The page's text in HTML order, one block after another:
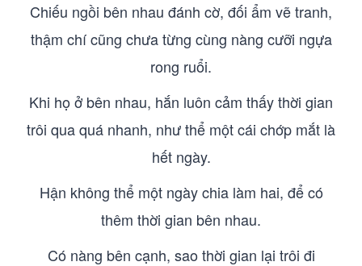
Chiếu ngồi bên nhau đánh cờ, đối ẩm vẽ tranh,
thậm chí cũng chưa từng cùng nàng cưỡi ngựa
rong ruổi.
Khi họ ở bên nhau, hắn luôn cảm thấy thời gian
trôi qua quá nhanh, như thể một cái chớp mắt là
hết ngày.
Hận không thể một ngày chia làm hai, để có
thêm thời gian bên nhau.
Có nàng bên cạnh, sao thời gian lại trôi đi